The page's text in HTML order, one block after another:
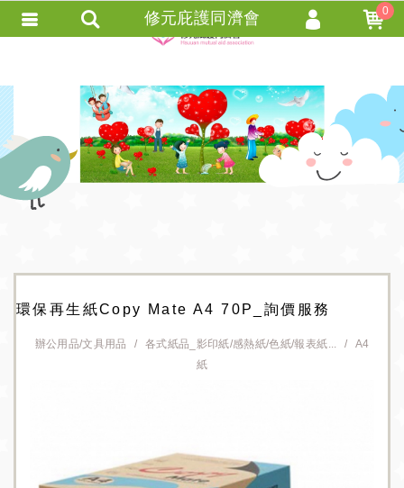
環保再生紙Copy Mate A4 70P_詢價服務
辦公用品/文具用品 各式紙品_影印紙/感熱紙/色紙/報表紙...
A4
紙
修元庇護同濟會 0
會員註冊
忘記密碼
訂單查詢